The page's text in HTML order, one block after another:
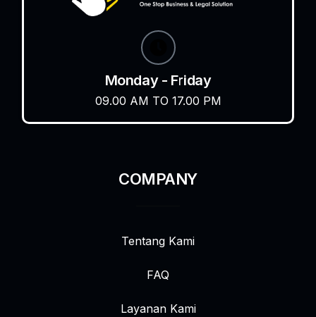
Monday - Friday
09.00 AM TO 17.00 PM
COMPANY
Tentang Kami
FAQ
Layanan Kami